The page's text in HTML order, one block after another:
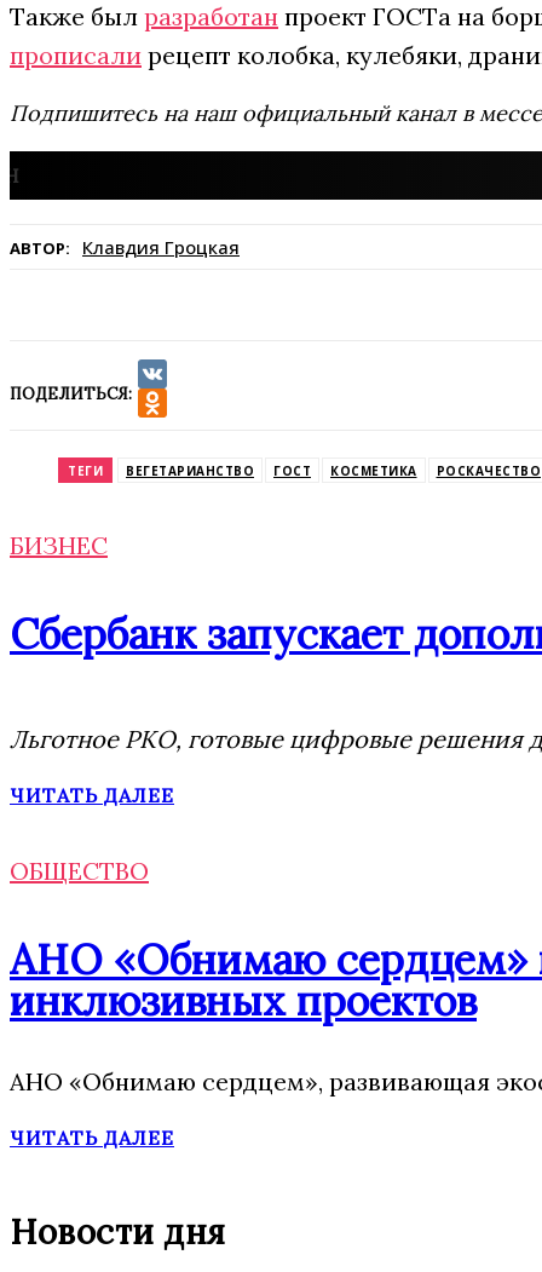
Также был разработан проект ГОСТа на
прописали рецепт колобка, кулебяки,
Подпишитесь на наш официальный канал в
АВТОР: Клавдия Гроцкая
ПОДЕЛИТЬСЯ:
VK
ТЕГИ ВЕГЕТАРИАНСТВО ГОСТ КОСМЕТИКА РОСКАЧЕСТВО
БИЗНЕС
Сбербанк запускает
Льготное РКО, готовые цифровые решения
ЧИТАТЬ ДАЛЕЕ
ОБЩЕСТВО
АНО «Обнимаю сердцем»
инклюзивных проектов
АНО «Обнимаю сердцем», развивающая
ЧИТАТЬ ДАЛЕЕ
Новости дня